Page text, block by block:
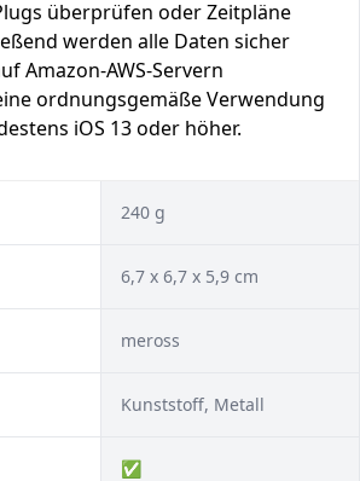
überprüfen oder Zeitpläne
werden alle Daten sicher
Amazon-AWS-Servern
ordnungsgemäße Verwendung
iOS 13 oder höher.
240 g
6,7 x 6,7 x 5,9 cm
‎meross
Kunststoff, Metall
✅